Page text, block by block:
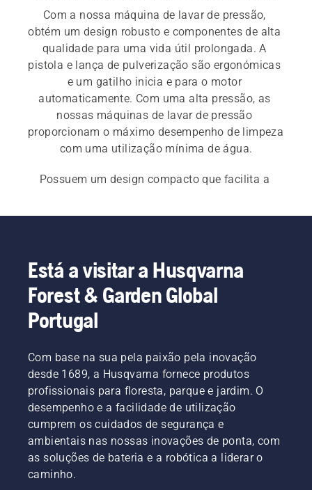
Com a nossa máquina de lavar de pressão,
obtém um design robusto e componentes de alta
qualidade para uma vida útil prolongada. A
pistola e lança de pulverização são ergonómicas
e um gatilho inicia e para o motor
automaticamente. Com uma alta pressão, as
nossas máquinas de lavar de pressão
proporcionam o máximo desempenho de limpeza
com uma utilização mínima de água.
Possuem um design compacto que facilita a
lavar de pressão de maiores dimensões têm
aço.
Está a visitar a Husqvarna
Forest & Garden Global
Portugal
Com base na sua pela paixão pela inovação
desde 1689, a Husqvarna fornece produtos
profissionais para floresta, parque e jardim. O
desempenho e a facilidade de utilização
cumprem os cuidados de segurança e
ambientais nas nossas inovações de ponta, com
as soluções de bateria e a robótica a liderar o
caminho.